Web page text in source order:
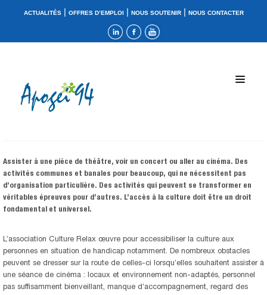
ACTUALITÉS| OFFRES D’EMPLOI| NOUS SOUTENIR| NOUS CONTACTER
Assister à une pièce de théâtre, voir un concert ou aller au cinéma. Des
activités communes et banales pour beaucoup, qui ne nécessitent pas
d’organisation particulière. Des activités qui peuvent se transformer en
véritables épreuves pour d’autres. L’accès à la culture doit être un droit
fondamental et universel.
L’association Culture Relax œuvre pour accessibiliser la culture aux
personnes en situation de handicap notamment. De nombreux obstacles
peuvent se dresser sur la route de celles-ci lorsqu’elles souhaitent assister à
une séance de cinéma : locaux et environnement non-adaptés, personnel
pas suffisamment bienveillant, manque d’accompagnement, regard des